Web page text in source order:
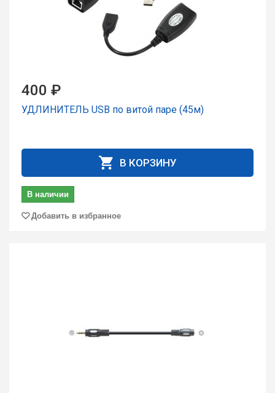
400 ₽
УДЛИНИТЕЛЬ USB по витой паре (45м)
В КОРЗИНУ
В наличии
Добавить в избранное